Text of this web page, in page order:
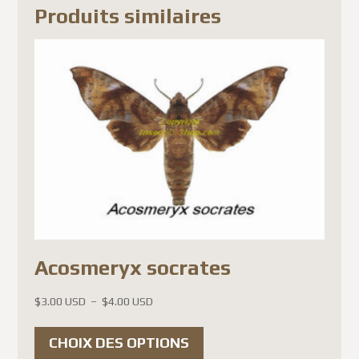
Produits similaires
Acosmeryx socrates
$3.00 USD – $4.00 USDPlage
prix :
CHOIX DES OPTIONS
Ce